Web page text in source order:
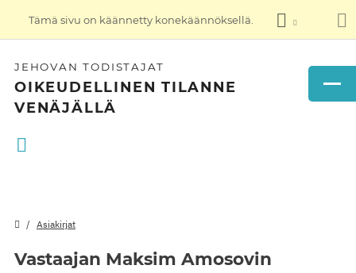
Tämä sivu on käännetty konekäännöksellä.
JEHOVAN TODISTAJAT
OIKEUDELLINEN TILANNE
VENÄJÄLLÄ
Asiakirjat
Vastaajan Maksim Amosovin